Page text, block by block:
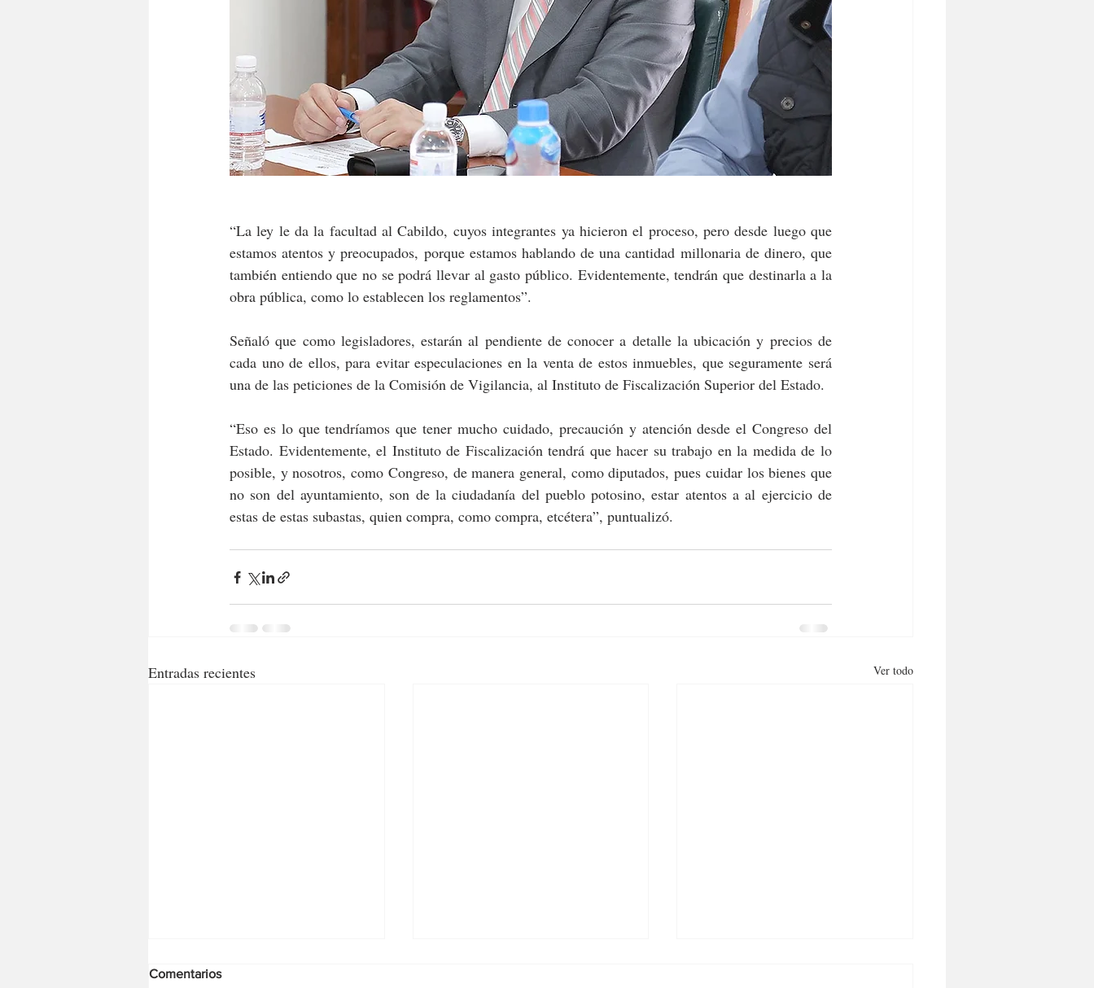
“La ley le da la facultad al Cabildo, cuyos integrantes ya hicieron el proceso, pero desde luego que
estamos atentos y preocupados, porque estamos hablando de una cantidad millonaria de dinero, que
también entiendo que no se podrá llevar al gasto público. Evidentemente, tendrán que destinarla a la
obra pública, como lo establecen los reglamentos”.
Señaló que como legisladores, estarán al pendiente de conocer a detalle la ubicación y precios de
cada uno de ellos, para evitar especulaciones en la venta de estos inmuebles, que seguramente será
una de las peticiones de la Comisión de Vigilancia, al Instituto de Fiscalización Superior del Estado.
“Eso es lo que tendríamos que tener mucho cuidado, precaución y atención desde el Congreso del
Estado. Evidentemente, el Instituto de Fiscalización tendrá que hacer su trabajo en la medida de lo
posible, y nosotros, como Congreso, de manera general, como diputados, pues cuidar los bienes que
no son del ayuntamiento, son de la ciudadanía del pueblo potosino, estar atentos a al ejercicio de
estas de estas subastas, quien compra, como compra, etcétera”, puntualizó.
Entradas recientes Ver todo
Comentarios